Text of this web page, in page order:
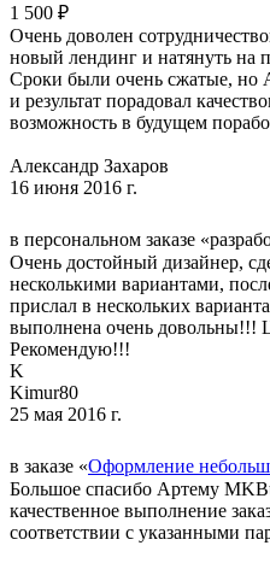
1 500 ₽
Очень доволен
новый лендинг и натянуть на
Сроки были очень сжатые, но
и результат порадовал
возможность в будущем
Александр Захаров
16 июня 2016 г.
в персональном заказе
Очень достойный дизайнер,
несколькими вариантами,
прислал в нескольких
выполнена очень довольны!!!
Рекомендую!!!
K
Kimur80
25 мая 2016 г.
в заказе «Оформление
Большое спасибо Артему
качественное выполнение
соответствии с указанными